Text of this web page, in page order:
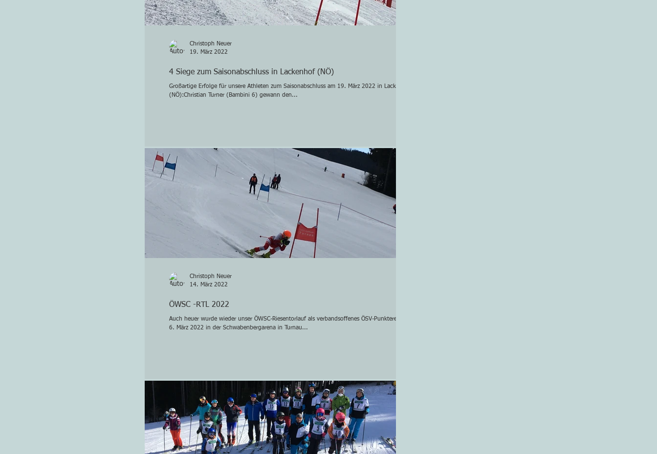
4 Siege zum Saisonabschluss in Lackenhof (NÖ)
Großartige Erfolge für unsere Athleten zum Saisonabschluss am 19. März 2022 in Lackenhof
(NÖ):Christian Turner (Bambini 6) gewann den...
Christoph Neuer
19. März 2022
ÖWSC -RTL 2022
Auch heuer wurde wieder unser ÖWSC-Riesentorlauf als verbandsoffenes ÖSV-Punkterennen am
6. März 2022 in der Schwabenbergarena in Turnau...
Christoph Neuer
14. März 2022